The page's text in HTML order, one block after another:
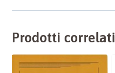
Prodotti correlati